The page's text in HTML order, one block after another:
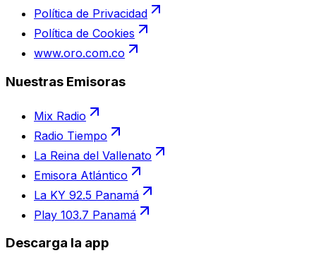
Política de Privacidad
Política de Cookies
www.oro.com.co
Nuestras Emisoras
Mix Radio
Radio Tiempo
La Reina del Vallenato
Emisora Atlántico
La KY 92.5 Panamá
Play 103.7 Panamá
Descarga la app